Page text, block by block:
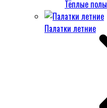
Тёплые полы
Палатки летние